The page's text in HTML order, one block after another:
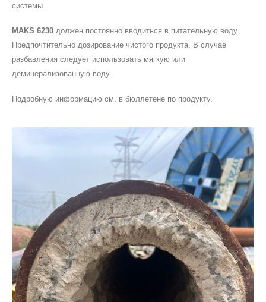
системы.
MAKS 6230 должен постоянно вводиться в питательную воду.
Предпочтительно дозирование чистого продукта. В случае
разбавления следует использовать мягкую или
деминерализованную воду.
Подробную информацию см. в бюллетене по продукту.